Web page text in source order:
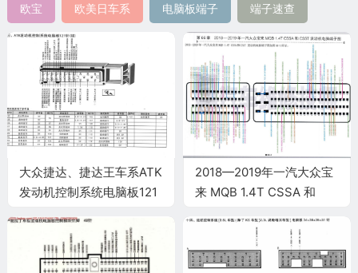
欧宝 欧美日车系 电脑板端子 端子速查
大众捷达、捷达王车系ATK
发动机控制系统电脑板121
2018—2019年一汽大众宝
来 MQB 1.4T CSSA 和